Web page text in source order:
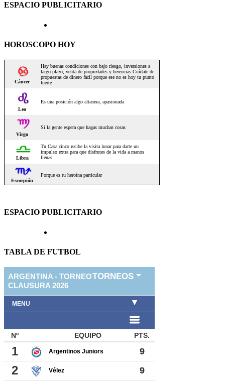
ESPACIO PUBLICITARIO
HOROSCOPO HOY
ESPACIO PUBLICITARIO
TABLA DE FUTBOL